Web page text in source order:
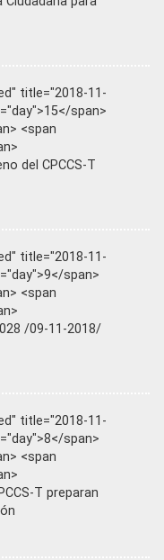
title="2018-11-
span>
<span
del CPCCS-T
title="2018-11-
span>
<span
/09-11-2018/
title="2018-11-
span>
<span
T preparan